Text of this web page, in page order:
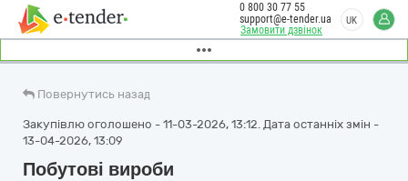
Замовити дзвінок
0 800 30 77 55
support@e-tender.ua
UK
Повернутись назад
Закупівлю оголошено - 11-03-2026, 13:12. Дата останніх змін -
13-04-2026, 13:09
Побутові вироби